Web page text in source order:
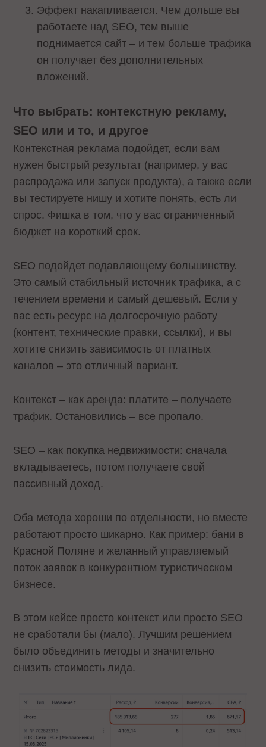
Эффект накапливается. Чем дольше вы
работаете над SEO, тем выше
поднимается сайт – и тем больше трафика
он получает без дополнительных
вложений.
Что выбрать: контекстную рекламу,
SEO или и то, и другое
Контекстная реклама подойдет, если вам
нужен быстрый результат (например, у вас
распродажа или запуск продукта), а также если
вы тестируете нишу и хотите понять, есть ли
спрос. Фишка в том, что у вас ограниченный
бюджет на короткий срок.
SEO подойдет подавляющему большинству.
Это самый стабильный источник трафика, а с
течением времени и самый дешевый. Если у
вас есть ресурс на долгосрочную работу
(контент, технические правки, ссылки), и вы
хотите снизить зависимость от платных
каналов – это отличный вариант.
Контекст – как аренда: платите – получаете
трафик. Остановились – все пропало.
SEO – как покупка недвижимости: сначала
вкладываетесь, потом получаете свой
пассивный доход.
Оба метода хороши по отдельности, но вместе
работают просто шикарно. Как пример: бани в
Красной Поляне и желанный управляемый
поток заявок в конкурентном туристическом
бизнесе.
В этом кейсе просто контекст или просто SEO
не сработали бы (мало). Лучшим решением
было объединить методы и значительно
снизить стоимость лида.